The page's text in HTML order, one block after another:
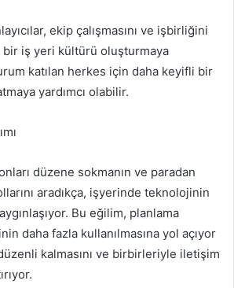
ekip çalışmasını ve işbirliğini
iş yeri kültürü oluşturmaya
katılan herkes için daha keyifli bir
yardımcı olabilir.
düzene sokmanın ve paradan
aradıkça, işyerinde teknolojinin
Bu eğilim, planlama
daha fazla kullanılmasına yol açıyor
kalmasını ve birbirleriyle iletişim